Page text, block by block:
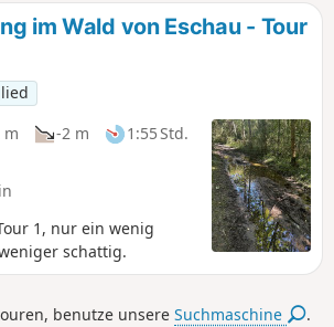
im Wald von Eschau - Tour
m -2 m
1:55 Std.
1, nur ein wenig
schattig.
benutze unsereSuchmaschine .